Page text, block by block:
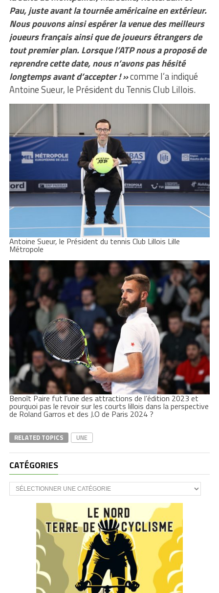
Pau, juste avant la tournée américaine en extérieur.
Nous pouvons ainsi espérer la venue des meilleurs
joueurs français ainsi que de joueurs étrangers de
tout premier plan. Lorsque l’ATP nous a proposé de
reprendre cette date, nous n’avons pas hésité
longtemps avant d’accepter ! »comme l’a indiqué
Antoine Sueur, le Président du Tennis Club Lillois.
Antoine Sueur, le Président du tennis Club Lillois Lille
Métropole
Benoît Paire fut l’une des attractions de l’édition 2023 et
pourquoi pas le revoir sur les courts lillois dans la perspective
de Roland Garros et des J.O de Paris 2024 ?
RELATED TOPICS UNE
CATÉGORIES
CATÉGORIES